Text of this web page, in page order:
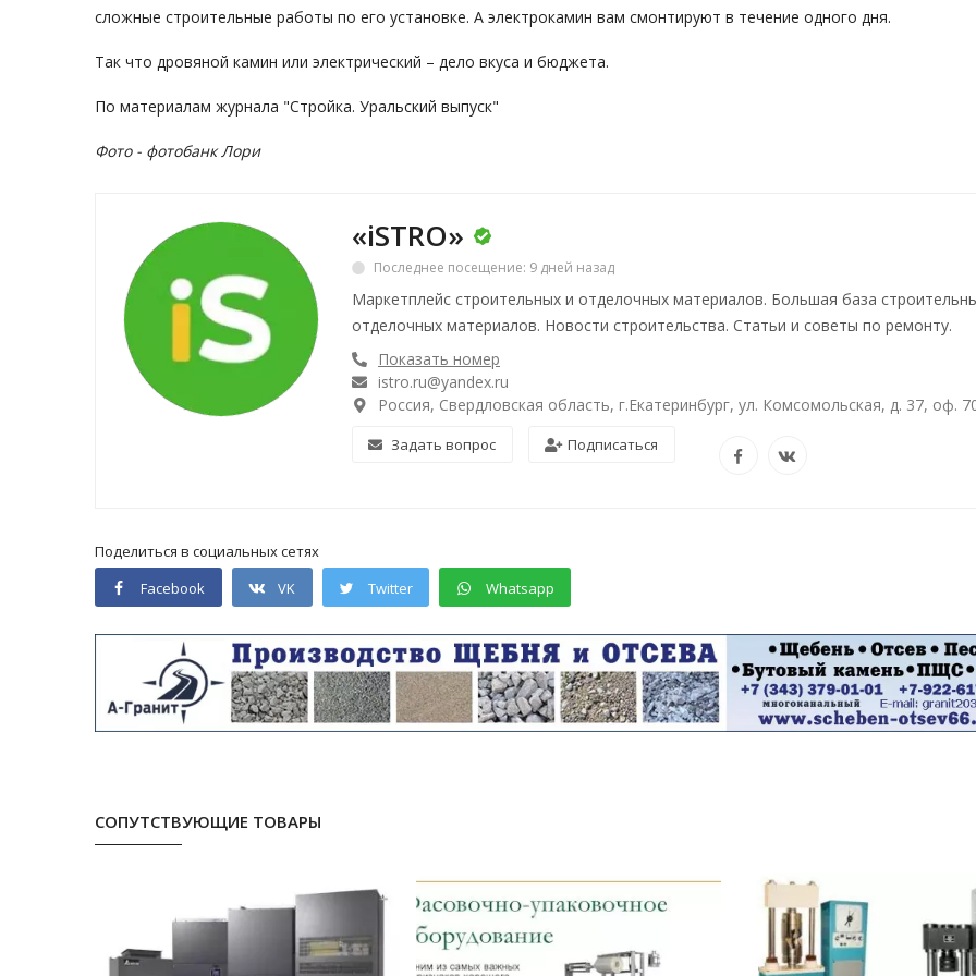
сложные строительные работы по его установке. А электрокамин вам смонтируют в течение одного дня.
Так что дровяной камин или электрический – дело вкуса и бюджета.
По материалам журнала "Стройка. Уральский выпуск"
Фото - фотобанк Лори
«iSTRO»
Последнее посещение: 9 дней назад
Маркетплейс строительных и отделочных материалов. Большая база
отделочных материалов. Новости строительства. Статьи и советы по ремонту.
Показать номер
istro.ru@yandex.ru
Россия, Свердловская область, г.Екатеринбург, ул. Комсомольская, д. 37, оф.
Задать вопрос Подписаться
Поделиться в социальных сетях
Facebook
VK Twitter Whatsapp
СОПУТСТВУЮЩИЕ ТОВАРЫ